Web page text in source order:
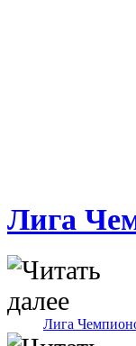
Лига
Лига